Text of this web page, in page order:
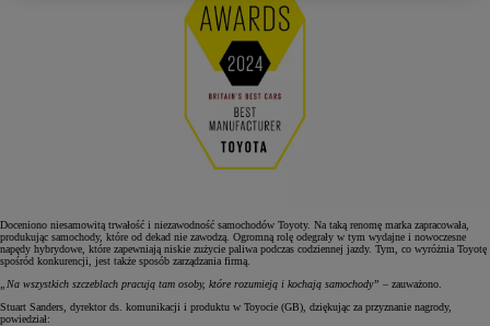
Doceniono niesamowitą trwałość i niezawodność samochodów Toyoty. Na taką renomę marka zapracowała,
produkując samochody, które od dekad nie zawodzą. Ogromną rolę odegrały w tym wydajne i nowoczesne
napędy hybrydowe, które zapewniają niskie zużycie paliwa podczas codziennej jazdy. Tym, co wyróżnia Toyotę
spośród konkurencji, jest także sposób zarządzania firmą.
„Na wszystkich szczeblach pracują tam osoby, które rozumieją i kochają samochody” – zauważono.
Stuart Sanders, dyrektor ds. komunikacji i produktu w Toyocie (GB), dziękując za przyznanie nagrody,
powiedział: